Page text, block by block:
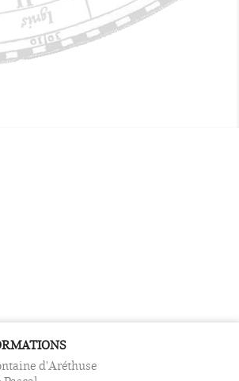
d'Aréthuse